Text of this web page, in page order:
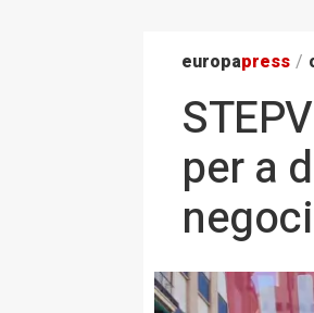
europapress /
per a